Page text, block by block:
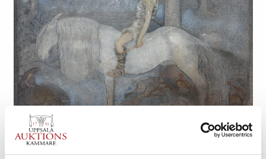
KLASSISKT, DEL II
Bläddra i tryckt katalog »